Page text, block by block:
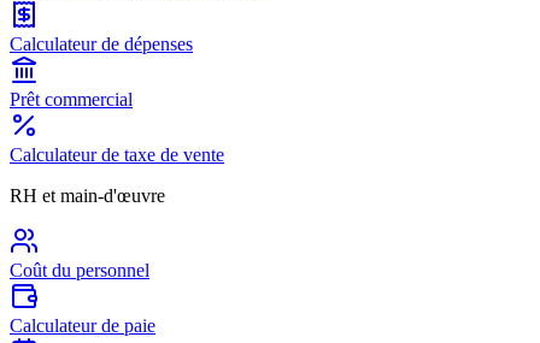
Calculateur de dépenses
Prêt commercial
Calculateur de taxe de vente
RH et main-d'œuvre
Coût du personnel
Calculateur de paie